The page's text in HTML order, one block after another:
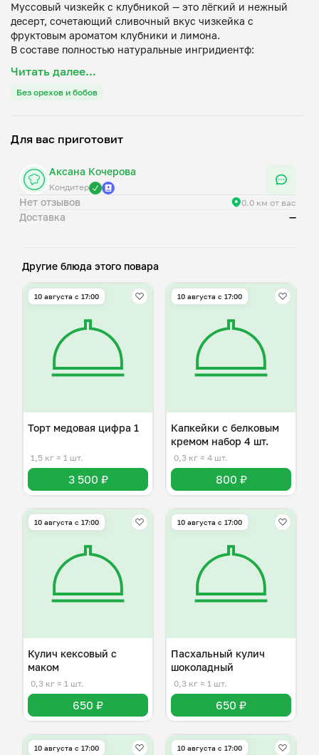
Муссовый чизкейк с клубникой — это лёгкий и нежный
десерт, сочетающий сливочный вкус чизкейка с
фруктовым ароматом клубники и лимона.
В составе полностью натуральные ингридиентф:
ягоды клубники, цедра и сок лимона.
Читать далее...
Без орехов и бобов
Для вас приготовит
Аксана Кочерова
Кондитер
Нет отзывов 0.0 км от вас
Доставка —
Другие блюда этого повара
10 августа с 17:00
Торт медовая цифра 1
1,5 кг ≈ 1 шт.
3 500 ₽
10 августа с 17:00
Капкейки с белковым
кремом набор 4 шт.
0,3 кг ≈ 4 шт.
800 ₽
10 августа с 17:00
Кулич кексовый с
маком
0,3 кг ≈ 1 шт.
650 ₽
10 августа с 17:00
Пасхальный кулич
шоколадный
0,3 кг ≈ 1 шт.
650 ₽
10 августа с 17:00 10 августа с 17:00